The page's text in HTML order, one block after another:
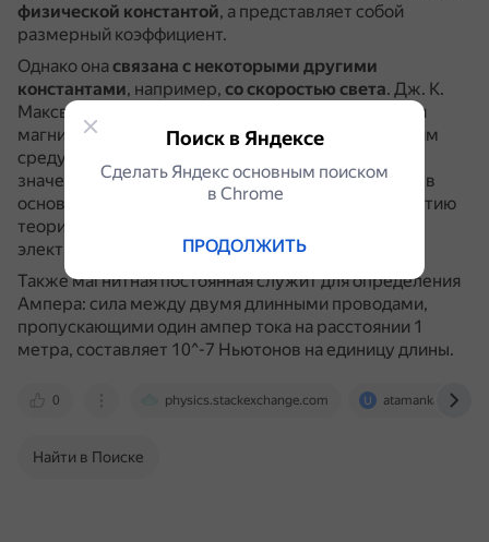
физической константой, а представляет собой
размерный коэффициент.
Однако онасвязана с некоторыми другими
константами, например, со скоростью света. Дж. К.
Максвелл обратил внимание, что электрическая и
магнитная постоянные с индексом «0», означавшим
среду «эфира», в определённой комбинации дают
значение скорости света.Это соотношение легло в
основу электродинамики и способствовало развитию
теории и практическому обнаружению
электромагнитных волн.
Также магнитная постоянная служит для определения
Ампера: сила между двумя длинными проводами,
пропускающими один ампер тока на расстоянии 1
метра, составляет 10^-7 Ньютонов на единицу длины.
0 physics.stackexchange.com
Найти в Поиске
Поиск в Яндексе
Сделать Яндекс основным поиском
в Сhrome
ПРОДОЛЖИТЬ